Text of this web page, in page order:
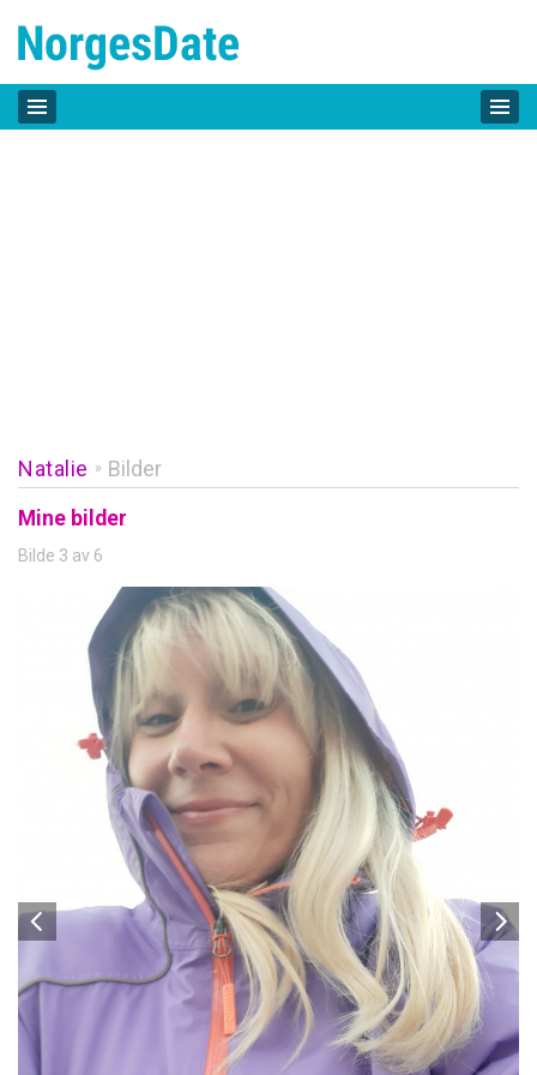
Natalie » Bilder
Mine bilder
Bilde 3 av 6